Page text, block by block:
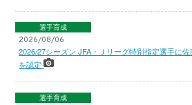
選手育成
2026/08/06
2026/27シーズン JFA・Ｊリーグ特別指定選手に佐
を認定
選手育成